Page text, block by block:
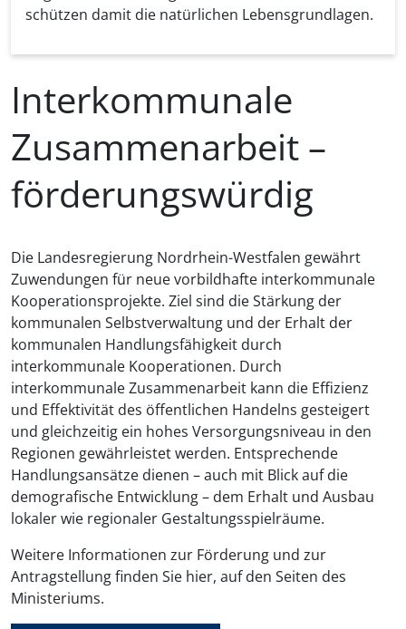
schützen damit die natürlichen Lebensgrundlagen.
Interkommunale
Zusammenarbeit –
förderungswürdig
Die Landesregierung Nordrhein-Westfalen gewährt
Zuwendungen für neue vorbildhafte interkommunale
Kooperationsprojekte. Ziel sind die Stärkung der
kommunalen Selbstverwaltung und der Erhalt der
kommunalen Handlungsfähigkeit durch
interkommunale Kooperationen. Durch
interkommunale Zusammenarbeit kann die Effizienz
und Effektivität des öffentlichen Handelns gesteigert
und gleichzeitig ein hohes Versorgungsniveau in den
Regionen gewährleistet werden. Entsprechende
Handlungsansätze dienen – auch mit Blick auf die
demografische Entwicklung – dem Erhalt und Ausbau
lokaler wie regionaler Gestaltungsspielräume.
Weitere Informationen zur Förderung und zur
Antragstellung finden Sie hier, auf den Seiten des
Ministeriums.